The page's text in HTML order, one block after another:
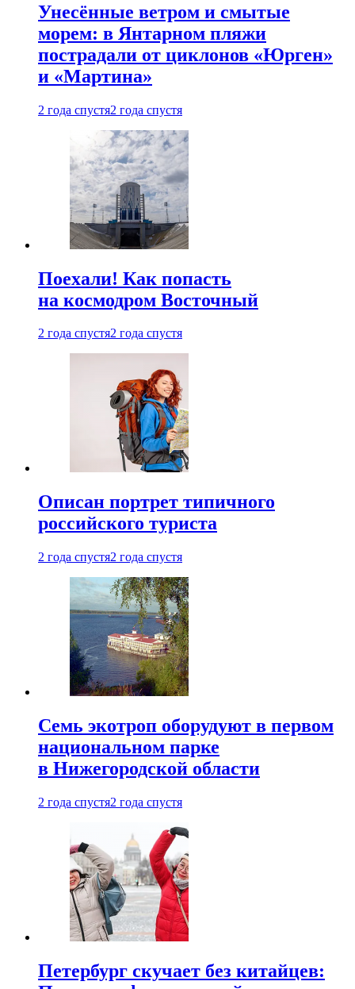
Унесённые ветром и смытые
морем: в Янтарном пляжи
пострадали от циклонов «Юрген»
и «Мартина»
2 года спустя2 года спустя
Поехали! Как попасть
на космодром Восточный
2 года спустя2 года спустя
Описан портрет типичного
российского туриста
2 года спустя2 года спустя
Семь экотроп оборудуют в первом
национальном парке
в Нижегородской области
2 года спустя2 года спустя
Петербург скучает без китайцев: